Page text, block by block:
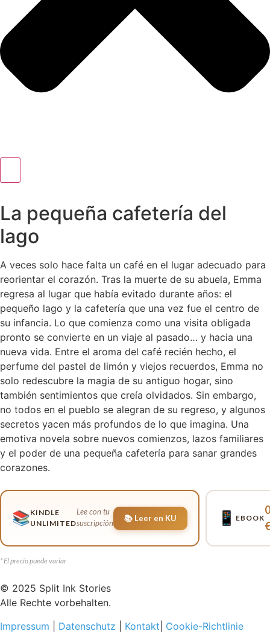
La pequeña cafetería del
lago
A veces solo hace falta un café en el lugar adecuado para
reorientar el corazón. Tras la muerte de su abuela, Emma
regresa al lugar que había evitado durante años: el
pequeño lago y la cafetería que una vez fue el centro de
su infancia. Lo que comienza como una visita obligada
pronto se convierte en un viaje al pasado… y hacia una
nueva vida. Entre el aroma del café recién hecho, el
perfume del pastel de limón y viejos recuerdos, Emma no
solo redescubre la magia de su antiguo hogar, sino
también sentimientos que creía olvidados. Sin embargo,
no todos en el pueblo se alegran de su regreso, y algunos
secretos yacen más profundos de lo que imagina. Una
emotiva novela sobre nuevos comienzos, lazos familiares
y el poder de una pequeña cafetería para sanar grandes
corazones.
📚KINDLE
UNLIMITED
Lee con tu
suscripción
📚 Leer en KU 📱 EBOOK
* El precio puede variar
© 2025 Split Ink Stories
Alle Rechte vorbehalten.
Impressum
Datenschutz Kontakt Cookie-Richtlinie